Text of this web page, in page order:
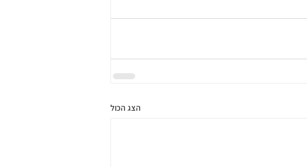
הצג הכול